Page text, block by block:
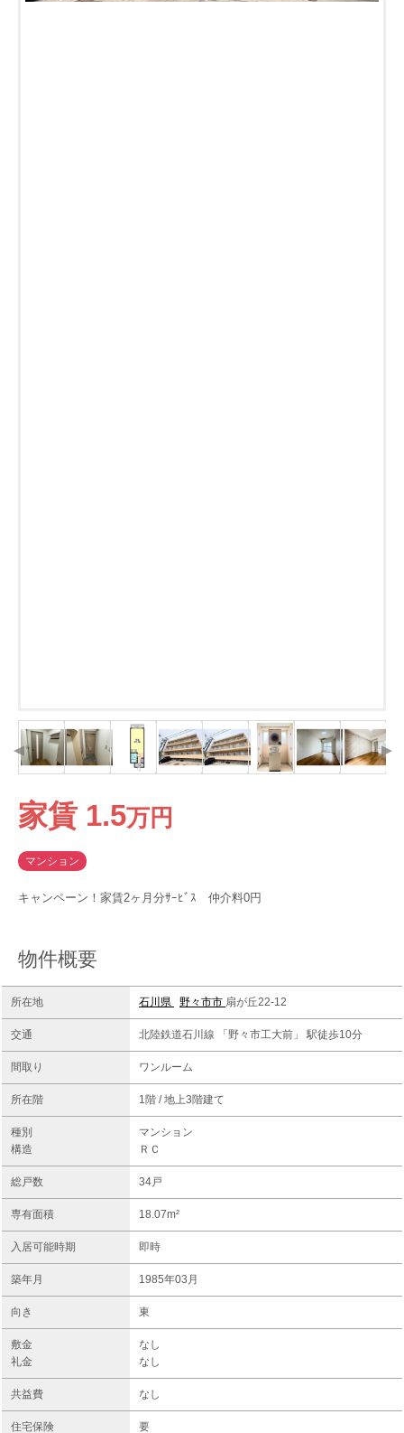
家賃 1.5万円
マンション
キャンペーン！家賃2ヶ月分ｻｰﾋﾞｽ 仲介料0円
物件概要
所在地 石川県 野々市市 扇が丘22-12
交通 北陸鉄道石川線 「野々市工大前」 駅徒歩10分
間取り ワンルーム
所在階 1階 / 地上3階建て
種別
構造
マンション
ＲＣ
総戸数 34戸
専有面積 18.07m²
入居可能時期 即時
築年月 1985年03月
向き 東
敷金
礼金
なし
なし
共益費 なし
住宅保険 要